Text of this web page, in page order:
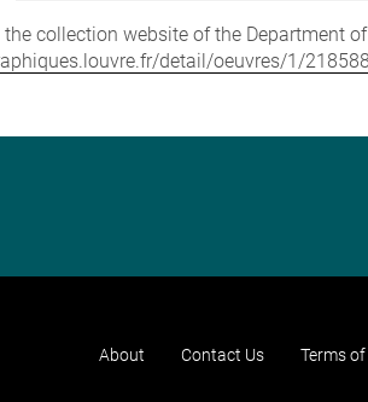
the collection website of the Department
detail/oeuvres/1/
About Contact Us Terms of